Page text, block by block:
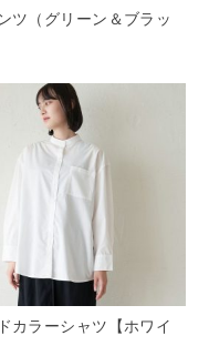
ツ（グリーン＆ブラッ
カラーシャツ【ホワイ